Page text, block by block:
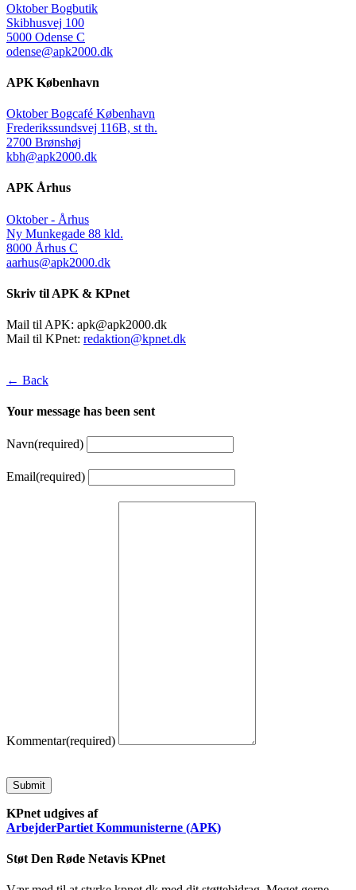
Oktober Bogbutik
Skibhusvej 100
5000 Odense C
odense@apk2000.dk
APK København
Oktober Bogcafé København
Frederikssundsvej 116B, st th.
2700 Brønshøj
kbh@apk2000.dk
APK Århus
Oktober - Århus
Ny Munkegade 88 kld.
8000 Århus C
aarhus@apk2000.dk
Skriv til APK & KPnet
Mail til APK: apk@apk2000.dk
Mail til KPnet: redaktion@kpnet.dk
← Back
Your message has been sent
Navn(required)
Email(required)
Kommentar(required)
Submit
KPnet udgives af
ArbejderPartiet Kommunisterne (APK)
Støt Den Røde Netavis KPnet